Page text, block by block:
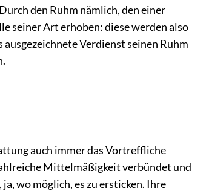
den Ruhm nämlich, den einer
seiner Art erhoben: diese werden also
Verdienst seinen Ruhm
auch immer das Vortreffliche
Mittelmäßigkeit verbündet und
wo möglich, es zu ersticken. Ihre